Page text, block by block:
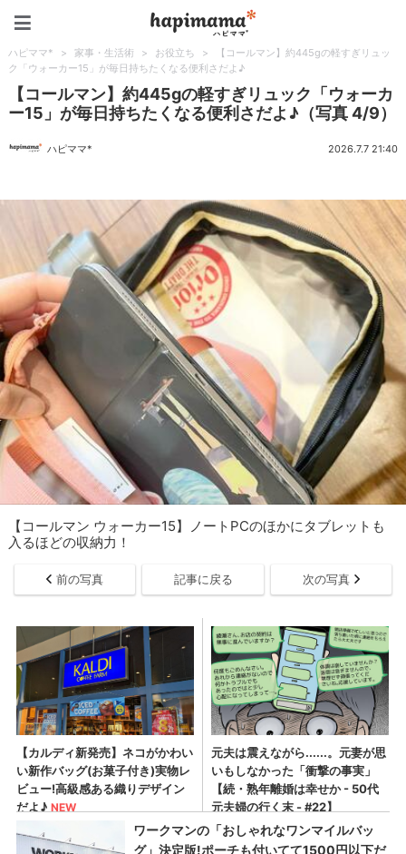
ハピママ* > 家事・生活術 > お役立ち >
【コールマン】約445gの軽すぎリュッ
ク「ウォーカー15」が毎日持ちたくなる便利さだよ♪
【コールマン】約445gの軽すぎリュック「ウォーカ
ー15」が毎日持ちたくなる便利さだよ♪（写真 4/9）
ハピママ* 2026.7.7 21:40
【コールマン ウォーカー15】ノートPCのほかにタブレットも
入るほどの収納力！
前の写真 記事に戻る 次の写真